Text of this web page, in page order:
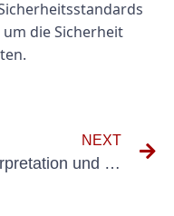
die Sicherheit
NEXT
Interpretation und Nutzung der Ergebnisse des DIN VDE 0100-600-Prüfprotokolls zur Verbesserung der elektrischen Sicherheit